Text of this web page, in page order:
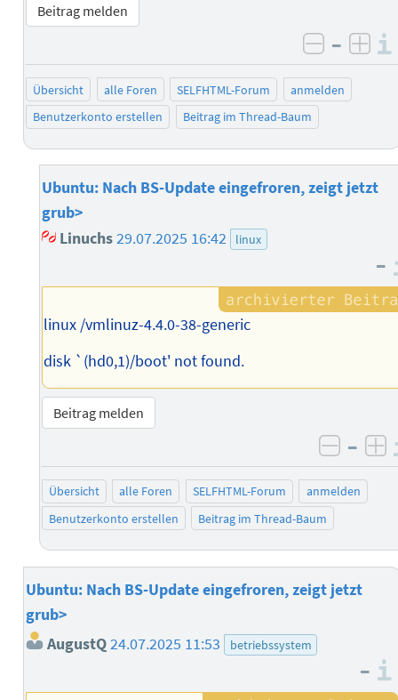
Beitrag melden
negativ
–
Übersicht alle Foren SELFHTML-Forum
anmelden
Benutzerkonto erstellen
Beitrag im Thread-Baum
Ubuntu: Nach BS-Update eingefroren, zeigt jetzt
grub>
Linuchs29.07.2025 16:42 linux
–
linux /vmlinuz-4.4.0-38-generic
disk `(hd0,1)/boot' not found.
Beitrag melden
–
Übersicht alle Foren SELFHTML-Forum
anmelden
Benutzerkonto erstellen
Beitrag im Thread-Baum
Ubuntu: Nach BS-Update eingefroren, zeigt jetzt
grub>
AugustQ24.07.2025 11:53 betriebssystem
–